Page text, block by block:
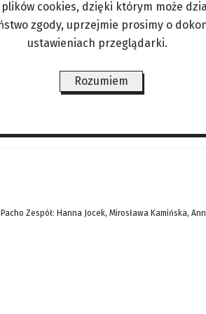
Partia Piwa (Die
przeprowadzonego przez
lecz wówczas zdobyła
Zespół: Hanna Jocek, Mirosława Kamińska,
cookies, dzięki którym może
zgody, uprzejmie prosimy o
ustawieniach przeglądarki.
Rozumiem